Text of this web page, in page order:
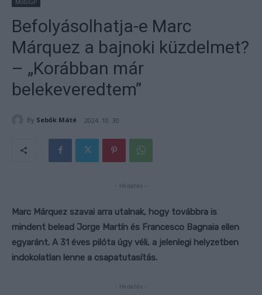
Befolyásolhatja-e Marc
Márquez a bajnoki küzdelmet?
– „Korábban már
belekeveredtem”
By Sebők Máté 2024. 10. 30.
- Hirdetés -
Marc Márquez szavai arra utalnak, hogy továbbra is
mindent belead Jorge Martín és Francesco Bagnaia ellen
egyaránt. A 31 éves pilóta úgy véli, a jelenlegi helyzetben
indokolatlan lenne a csapatutasítás.
- Hirdetés -